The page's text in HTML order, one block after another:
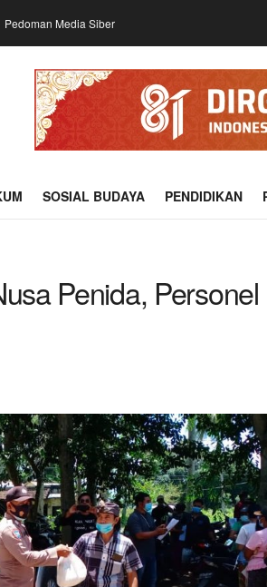
Pedoman Media Siber
SOSIAL BUDAYA PENDIDIKAN
Penida, Personel